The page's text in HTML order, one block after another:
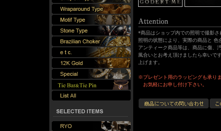
*商品はショップ内での照明で撮影
照明の状態により、実際の商品と
アンティーク商品等は、商品に傷、
風合いとお考え頂けましたら幸いで
上げます。
※プレゼント用のラッピングも承り
お気軽にお申し付け下さい。